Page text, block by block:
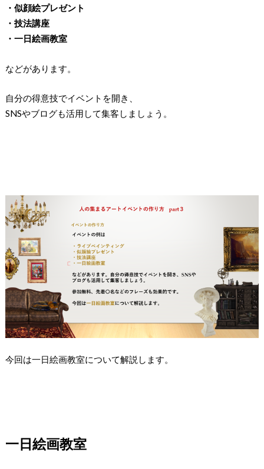
・似顔絵プレゼント
・技法講座
・一日絵画教室
などがあります。
自分の得意技でイベントを開き、
SNSやブログも活用して集客しましょう。
今回は一日絵画教室について解説します。
一日絵画教室